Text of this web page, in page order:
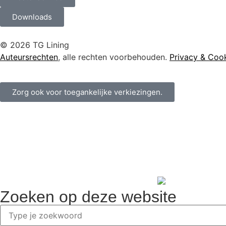
Downloads
© 2026 TG Lining
Auteursrechten, alle rechten voorbehouden. Privacy &
Zorg ook voor toegankelijke verkiezingen.
Zoeken op deze website